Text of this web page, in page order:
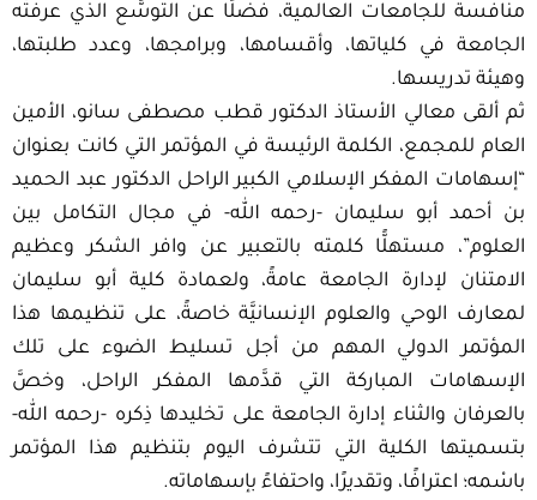
منافسة للجامعات العالمية، فضلًا عن التوسُّع الذي عرفتْه
الجامعة في كلياتها، وأقسامها، وبرامجها، وعدد طلبتها،
وهيئة تدريسها.
ثم ألقى معالي الأستاذ الدكتور قطب مصطفى سانو، الأمين
العام للمجمع، الكلمة الرئيسة في المؤتمر التي كانت بعنوان
“إسهامات المفكر الإسلامي الكبير الراحل الدكتور عبد الحميد
بن أحمد أبو سليمان -رحمه الله- في مجال التكامل بين
العلوم”، مستهلًّا كلمته بالتعبير عن وافر الشكر وعظيم
الامتنان لإدارة الجامعة عامةً، ولعمادة كلية أبو سليمان
لمعارف الوحي والعلوم الإنسانيَّة خاصةً، على تنظيمها هذا
المؤتمر الدولي المهم من أجل تسليط الضوء على تلك
الإسهامات المباركة التي قدَّمها المفكر الراحل، وخصَّ
بالعرفان والثناء إدارة الجامعة على تخليدها ذِكره -رحمه الله-
بتسميتها الكلية التي تتشرف اليوم بتنظيم هذا المؤتمر
باسْمه؛ اعترافًا، وتقديرًا، واحتفاءً بإسهاماته.